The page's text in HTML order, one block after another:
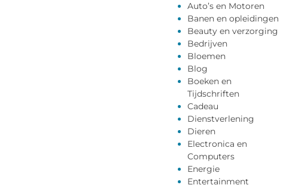
Auto’s en Motoren
Banen en opleidingen
Beauty en verzorging
Bedrijven
Bloemen
Blog
Boeken en
Tijdschriften
Cadeau
Dienstverlening
Dieren
Electronica en
Computers
Energie
Entertainment